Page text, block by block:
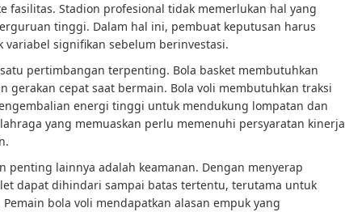
fasilitas. Stadion profesional tidak memerlukan hal yang
tinggi. Dalam hal ini, pembuat keputusan harus
variabel signifikan sebelum berinvestasi.
pertimbangan terpenting. Bola basket membutuhkan
gerakan cepat saat bermain. Bola voli membutuhkan traksi
energi tinggi untuk mendukung lompatan dan
yang memuaskan perlu memenuhi persyaratan kinerja
penting lainnya adalah keamanan. Dengan menyerap
dapat dihindari sampai batas tertentu, terutama untuk
bola voli mendapatkan alasan empuk yang